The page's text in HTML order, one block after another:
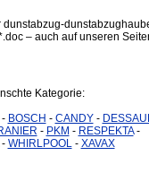
– auch auf unseren
Kategorie:
- BOSCH - CANDY-
- PKM - RESPEKTA-
WHIRLPOOL- XAVAX